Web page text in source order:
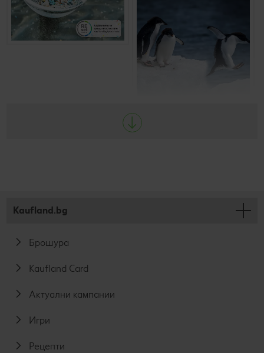
защо за нас е важно да
дадем пример и да
потърсим начини за
намаляване или дори
континент в подкрепа на
научните изследвания на
промените в климата
Kaufland.bg
Брошура
Kaufland Card
Актуални кампании
Игри
Рецепти